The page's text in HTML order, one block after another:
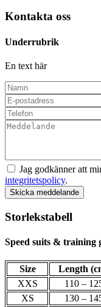
Kontakta oss
Underrubrik
En text här
Jag godkänner att
integritetspolicy.
Skicka meddelande
Storlekstabell
Speed suits & training
Size Length
XXS
110 –
XS
130 –